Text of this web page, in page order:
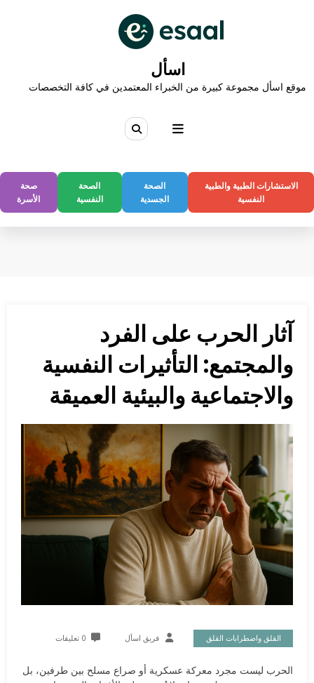
اسأل
موقع اسأل مجموعة كبيرة من الخبراء المعتمدين في كافة التخصصات
الاستشارات الطبية والطبية
النفسية
الصحة
الجسدية
الصحة
النفسية
صحة
الأسرة
آثار الحرب على الفرد
والمجتمع: التأثيرات النفسية
والاجتماعية والبيئية العميقة
القلق واضطرابات القلق فريق اسأل 0 تعليقات
الحرب ليست مجرد معركة عسكرية أو صراع مسلح بين طرفين، بل